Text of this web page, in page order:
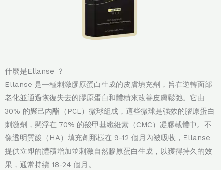
什麼是Ellanse ？
Ellanse 是一種刺激膠原蛋白生成的皮膚填充劑，旨在逆轉面部
老化並通過恢復失去的膠原蛋白和體積來改善皮膚鬆弛。它由
30% 的聚己內酯（PCL）微球組成，這些微球是強效的膠原蛋白
刺激劑，懸浮在 70% 的羧甲基纖維素（CMC）凝膠載體中。不
像透明質酸（HA）填充劑那樣在 9-12 個月內被吸收，Ellanse
提供立即的體積增加並刺激自然膠原蛋白生成，以獲得持久的效
果，通常持續 18-24 個月。